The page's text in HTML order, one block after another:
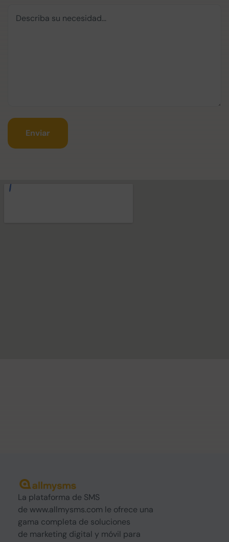
Enviar
La plataforma de SMS
de www.allmysms.com le ofrece una
gama completa de soluciones
de marketing digital y móvil para